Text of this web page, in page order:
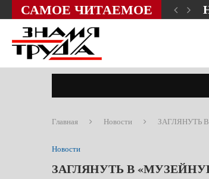
САМОЕ ЧИТАЕМОЕ
Главная Новости ЗАГЛЯНУТЬ
Новости
ЗАГЛЯНУТЬ В